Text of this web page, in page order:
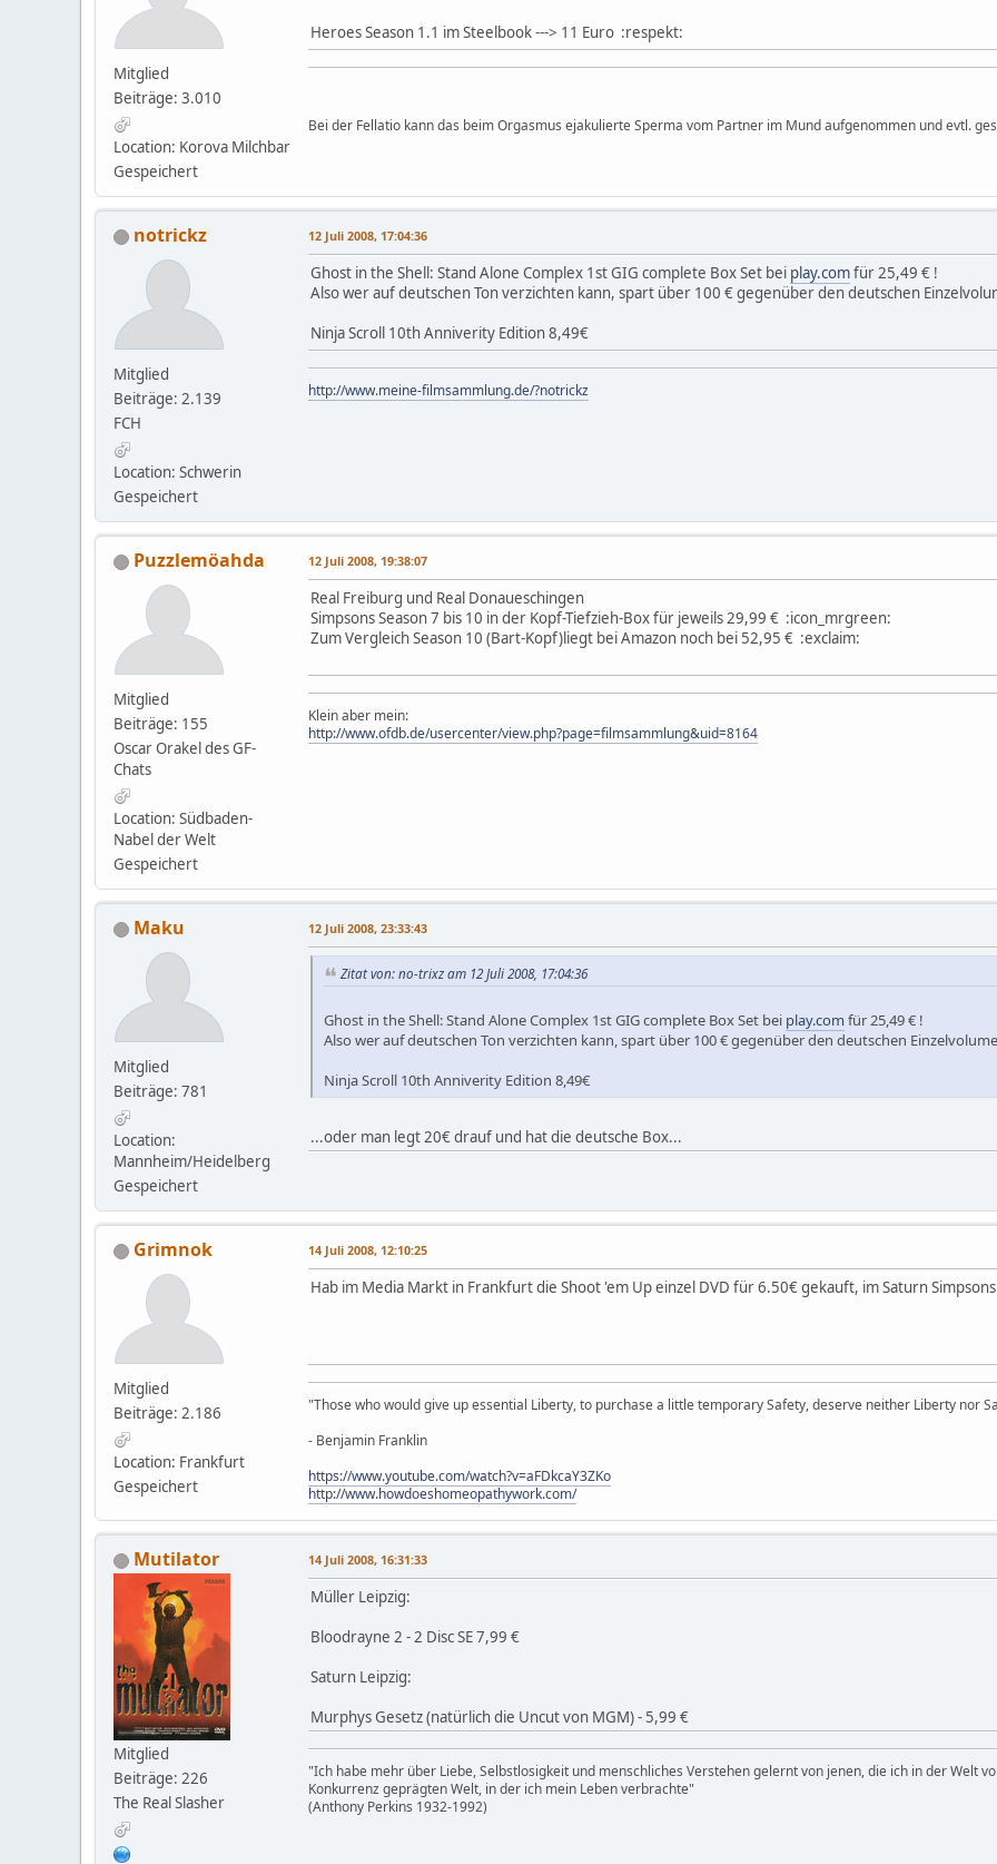
Mitglied
Beiträge: 3.010
Location: Korova Milchbar
Gespeichert
Heroes Season 1.1 im Steelbook ---> 11 Euro :respekt:
Bei der Fellatio kann das beim Orgasmus ejakulierte Sperma vom Partner im Mund aufgenommen und evtl.
notrickz
Mitglied
Beiträge: 2.139
FCH
Location: Schwerin
Gespeichert
12 Juli 2008, 17:04:36
Ghost in the Shell: Stand Alone Complex 1st GIG complete Box Set bei play.comfür 25,49 € !
Also wer auf deutschen Ton verzichten kann, spart über 100 € gegenüber den deutschen
Ninja Scroll 10th Anniverity Edition 8,49€
http://www.meine-filmsammlung.de/?notrickz
Puzzlemöahda
Mitglied
Beiträge: 155
Oscar Orakel des GF-
Chats
Location: Südbaden-
Nabel der Welt
Gespeichert
12 Juli 2008, 19:38:07
Real Freiburg und Real Donaueschingen
Simpsons Season 7 bis 10 in der Kopf-Tiefzieh-Box für jeweils 29,99 € :icon_mrgreen:
Zum Vergleich Season 10 (Bart-Kopf)liegt bei Amazon noch bei 52,95 € :exclaim:
Klein aber mein:
http://www.ofdb.de/usercenter/view.php?page=filmsammlung&uid=8164
Maku
Mitglied
Beiträge: 781
Location:
Mannheim/Heidelberg
Gespeichert
12 Juli 2008, 23:33:43
Zitat von: no-trixz am 12 Juli 2008, 17:04:36
Ghost in the Shell: Stand Alone Complex 1st GIG complete Box Set bei play.com für 25,49 € !
Also wer auf deutschen Ton verzichten kann, spart über 100 € gegenüber den deutschen
Ninja Scroll 10th Anniverity Edition 8,49€
...oder man legt 20€ drauf und hat die deutsche Box...
Grimnok
Mitglied
Beiträge: 2.186
Location: Frankfurt
Gespeichert
14 Juli 2008, 12:10:25
Hab im Media Markt in Frankfurt die Shoot 'em Up einzel DVD für 6.50€ gekauft, im Saturn
"Those who would give up essential Liberty, to purchase a little temporary Safety, deserve neither Liberty nor
- Benjamin Franklin
https://www.youtube.com/watch?v=aFDkcaY3ZKo
http://www.howdoeshomeopathywork.com/
Mutilator
Mitglied
Beiträge: 226
The Real Slasher
14 Juli 2008, 16:31:33
Müller Leipzig:
Bloodrayne 2 - 2 Disc SE 7,99 €
Saturn Leipzig:
Murphys Gesetz (natürlich die Uncut von MGM) - 5,99 €
"Ich habe mehr über Liebe, Selbstlosigkeit und menschliches Verstehen gelernt von jenen, die ich in der Welt
Konkurrenz geprägten Welt, in der ich mein Leben verbrachte"
(Anthony Perkins 1932-1992)